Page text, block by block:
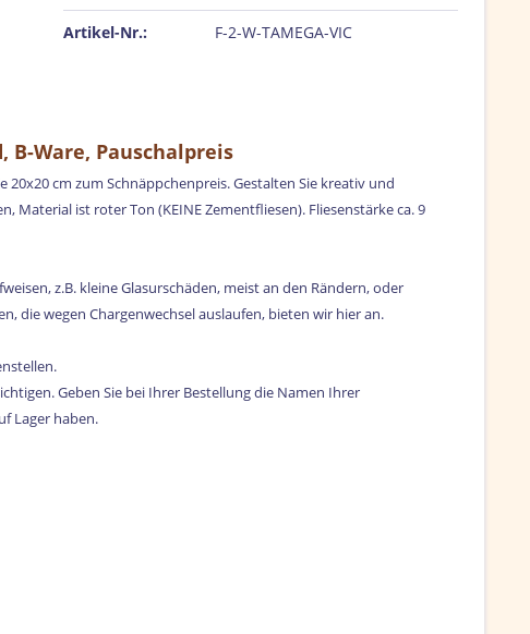
Artikel-Nr.: F-2-W-TAMEGA-VIC
B-Ware, Pauschalpreis
20x20 cm zum Schnäppchenpreis. Gestalten Sie kreativ und
Material ist roter Ton (KEINE Zementfliesen). Fliesenstärke ca. 9
z.B. kleine Glasurschäden, meist an den Rändern, oder
die wegen Chargenwechsel auslaufen, bieten wir hier an.
Geben Sie bei Ihrer Bestellung die Namen Ihrer
Lager haben.